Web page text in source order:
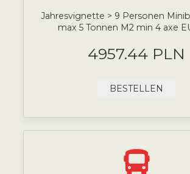
Jahresvignette > 9 Personen
max 5 Tonnen M2 min 4 axe
4957.44 PLN
BESTELLEN